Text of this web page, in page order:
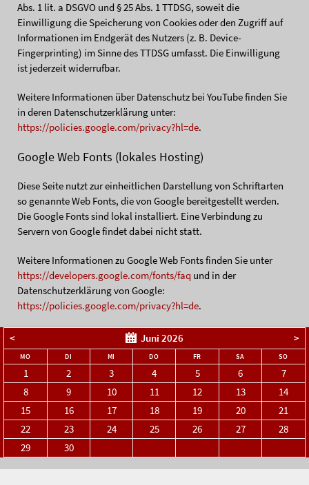
Abs. 1 lit. a DSGVO und § 25 Abs. 1 TTDSG, soweit die
Einwilligung die Speicherung von Cookies oder den Zugriff auf
Informationen im Endgerät des Nutzers (z. B. Device-
Fingerprinting) im Sinne des TTDSG umfasst. Die Einwilligung
ist jederzeit widerrufbar.
Weitere Informationen über Datenschutz bei YouTube finden Sie
in deren Datenschutzerklärung unter:
https://policies.google.com/privacy?hl=de.
Google Web Fonts (lokales Hosting)
Diese Seite nutzt zur einheitlichen Darstellung von Schriftarten
so genannte Web Fonts, die von Google bereitgestellt werden.
Die Google Fonts sind lokal installiert. Eine Verbindung zu
Servern von Google findet dabei nicht statt.
Weitere Informationen zu Google Web Fonts finden Sie unter
https://developers.google.com/fonts/faq und in der
Datenschutzerklärung von Google:
https://policies.google.com/privacy?hl=de.
< Juni 2026 >
MONTAG DI MI DONNERSTAGFR SAMSTAG SO
1 2 3 4 5 6
7
8
9 10 11 12 13
14
15
16 17 18 19 20
21
22
23 24 25 26 27
28
29
30